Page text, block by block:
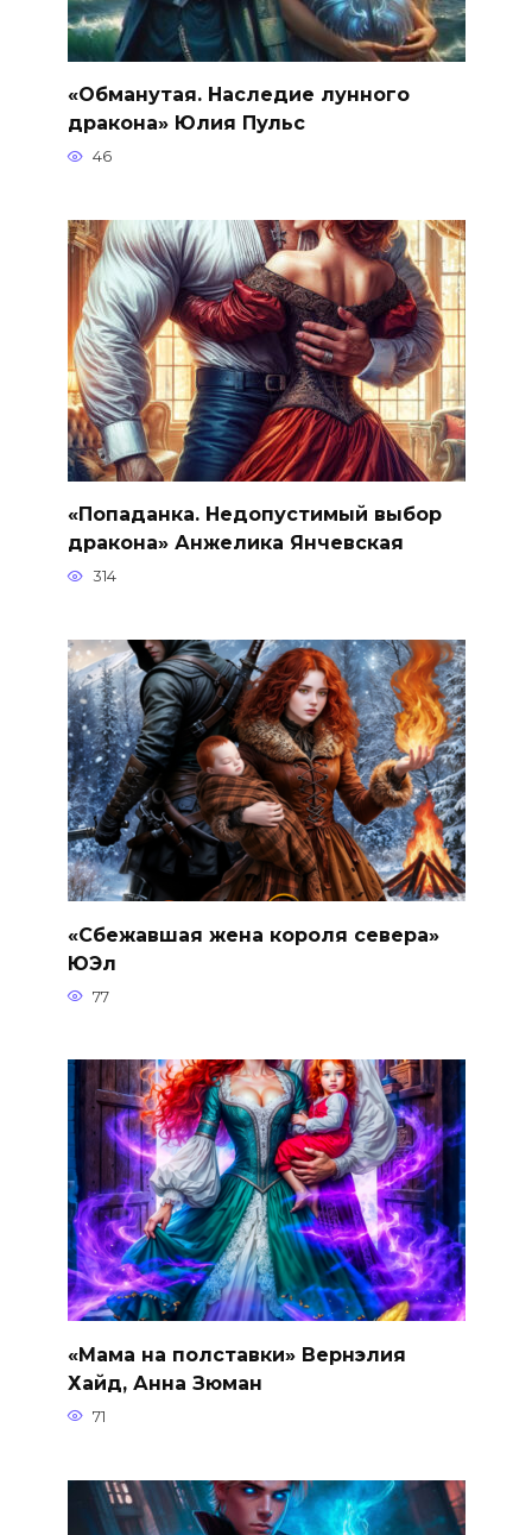
«Обманутая. Наследие лунного
дракона» Юлия Пульс
46
«Попаданка. Недопустимый выбор
дракона» Анжелика Янчевская
314
«Сбежавшая жена короля севера»
ЮЭл
77
«Мама на полставки» Вернэлия
Хайд, Анна Зюман
71